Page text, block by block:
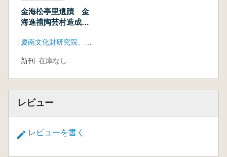
金海松亭里遺蹟 金
海進禮陶芸村造成敷
新刊 在庫なし
レビュー
レビューを書く